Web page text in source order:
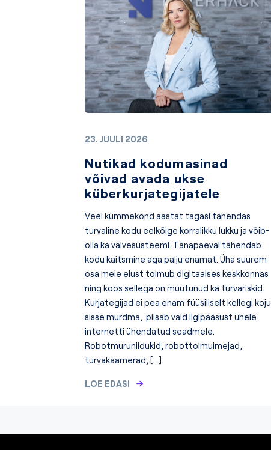
23. JUULI 2026
Nutikad kodumasinad
võivad avada ukse
küberkurjategijatele
Veel kümmekond aastat tagasi tähendas
turvaline kodu eelkõige korralikku lukku ja võib-
olla ka valvesüsteemi. Tänapäeval tähendab
kodu kaitsmine aga palju enamat. Üha suurem
osa meie elust toimub digitaalses keskkonnas
ning koos sellega on muutunud ka turvariskid.
Kurjategijad ei pea enam füüsiliselt kellegi koju
sisse murdma, piisab vaid ligipääsust ühele
internetti ühendatud seadmele.
Robotmuruniidukid, robottolmuimejad,
turvakaamerad, […]
LOE EDASI